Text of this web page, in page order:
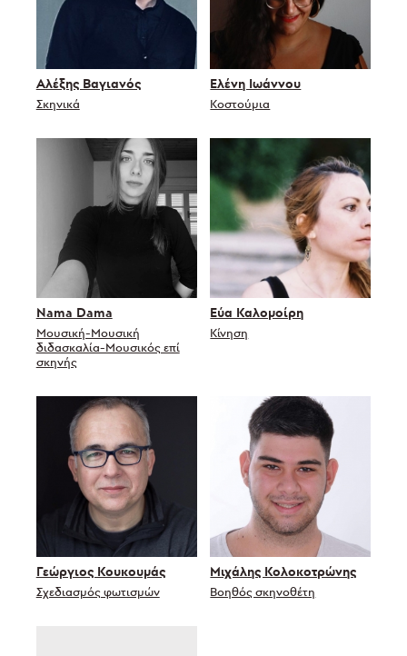
Αλέξης Βαγιανός
Σκηνικά
Ελένη Ιωάννου
Κοστούμια
Nama Dama
Μουσική-Μουσική
διδασκαλία-Μουσικός επί
σκηνής
Εύα Καλομοίρη
Κίνηση
Γεώργιος Κουκουμάς
Σχεδιασμός φωτισμών
Μιχάλης Κολοκοτρώνης
Βοηθός σκηνοθέτη